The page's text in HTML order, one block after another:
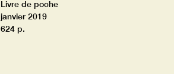
Livre de poche
janvier 2019
624 p.